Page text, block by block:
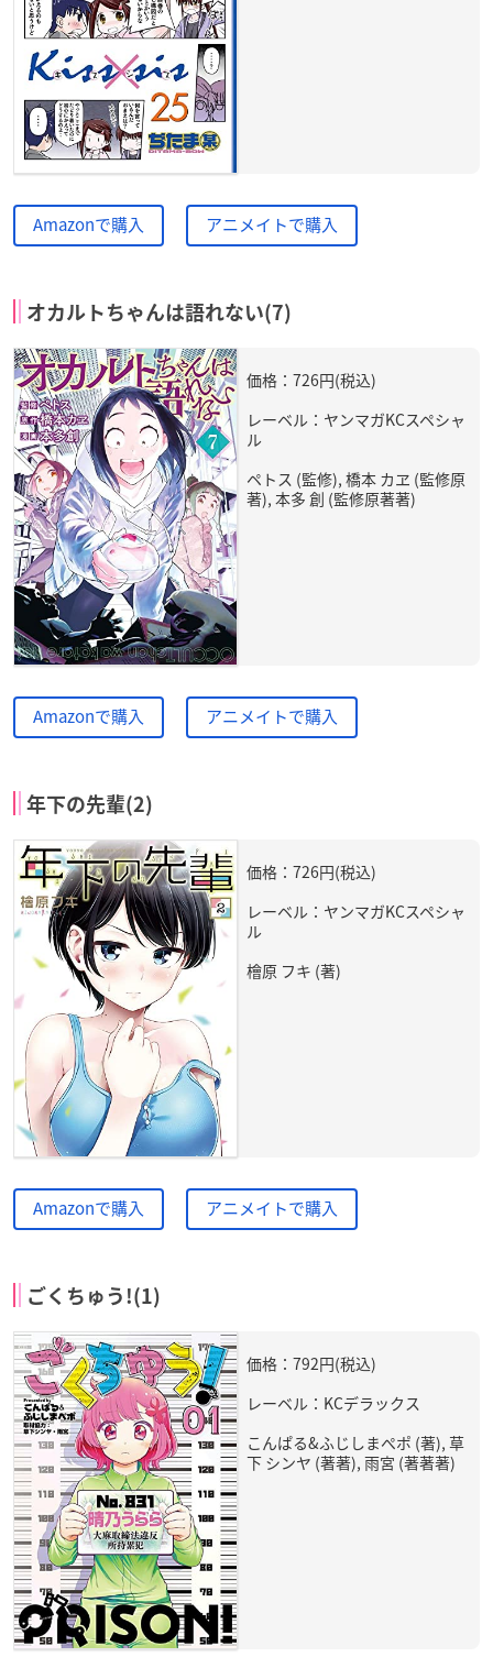
Amazonで購入 アニメイトで購入
オカルトちゃんは語れない(7)
価格：726円(税込)
レーベル：ヤンマガKCスペシャ
ル
ペトス (監修), 橋本 カヱ (監修原
著), 本多 創 (監修原著著)
Amazonで購入 アニメイトで購入
年下の先輩(2)
価格：726円(税込)
レーベル：ヤンマガKCスペシャ
ル
檜原 フキ (著)
Amazonで購入 アニメイトで購入
ごくちゅう!(1)
価格：792円(税込)
レーベル：KCデラックス
こんぱる&ふじしまぺポ (著), 草
下 シンヤ (著著), 雨宮 (著著著)